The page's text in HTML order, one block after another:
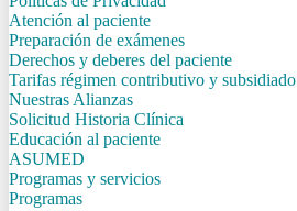
Atención al paciente
Preparación de exámenes
Derechos y deberes del paciente
Tarifas régimen contributivo y subsidiado
Nuestras Alianzas
Solicitud Historia Clínica
Educación al paciente
ASUMED
Programas y servicios
Programas